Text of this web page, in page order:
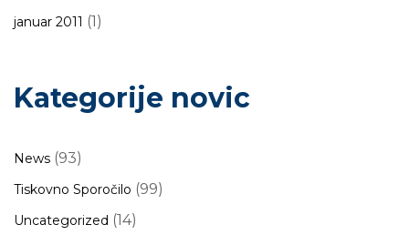
januar 2011 (1)
Kategorije novic
News (93)
Tiskovno Sporočilo (99)
Uncategorized (14)